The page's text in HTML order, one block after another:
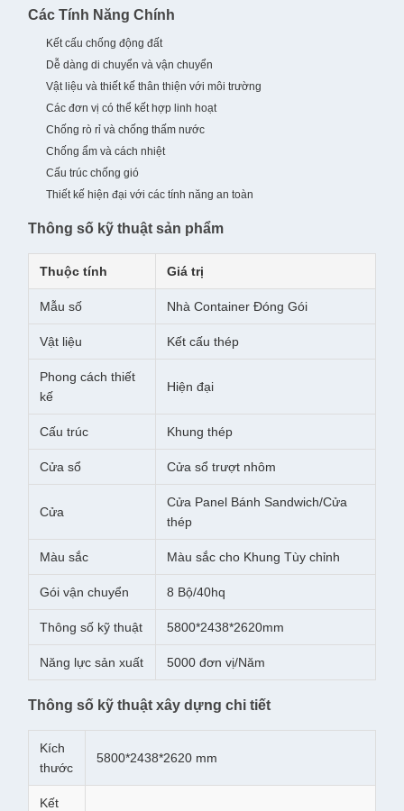
Các Tính Năng Chính
Kết cấu chống động đất
Dễ dàng di chuyển và vận chuyển
Vật liệu và thiết kế thân thiện với môi trường
Các đơn vị có thể kết hợp linh hoạt
Chống rò rỉ và chống thấm nước
Chống ẩm và cách nhiệt
Cấu trúc chống gió
Thiết kế hiện đại với các tính năng an toàn
Thông số kỹ thuật sản phẩm
Thuộc tính Giá trị
Mẫu số Nhà Container Đóng Gói
Vật liệu Kết cấu thép
Phong cách thiết
kế
Hiện đại
Cấu trúc Khung thép
Cửa sổ Cửa sổ trượt nhôm
Cửa
Cửa Panel Bánh Sandwich/Cửa
thép
Màu sắc Màu sắc cho Khung Tùy chỉnh
Gói vận chuyển 8 Bộ/40hq
Thông số kỹ thuật 5800*2438*2620mm
Năng lực sản xuất 5000 đơn vị/Năm
Thông số kỹ thuật xây dựng chi tiết
Kích
thước
5800*2438*2620 mm
Kết